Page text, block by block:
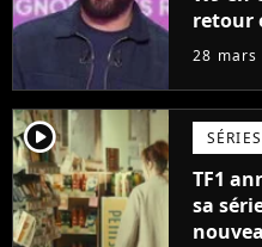
retour
venir
28 mars
player2 SÉRIES
TF1
sa